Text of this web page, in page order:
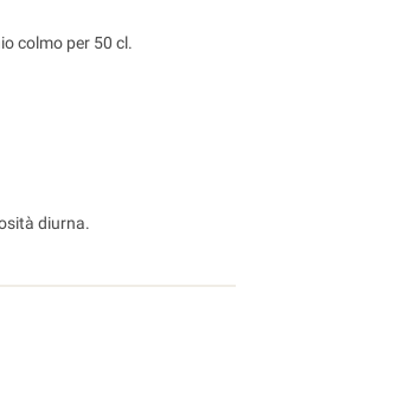
colmo per 50 cl.
diurna.